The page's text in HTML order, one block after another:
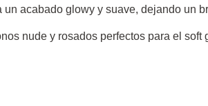
acabado glowy y suave, dejando un
nude y rosados perfectos para el